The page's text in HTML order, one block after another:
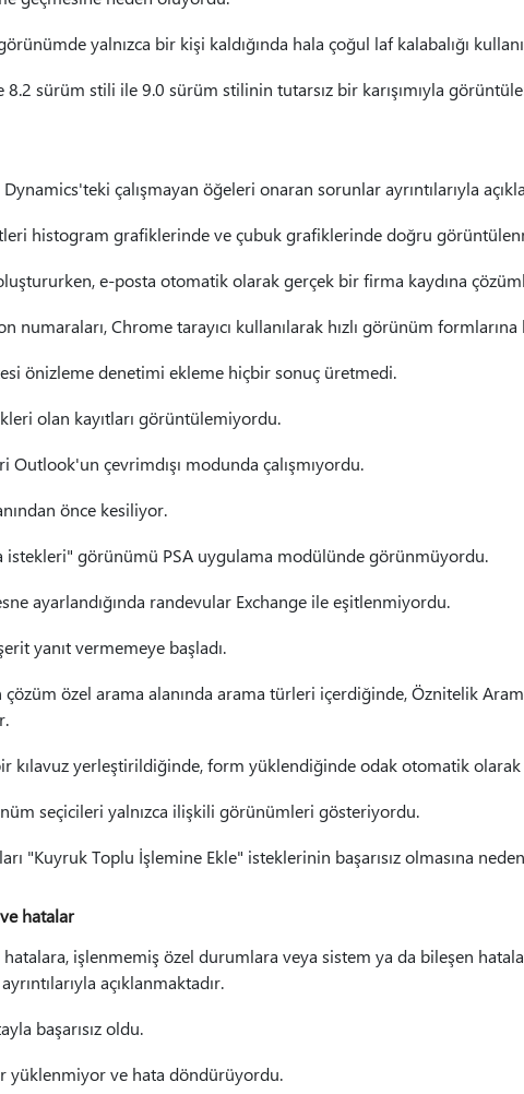
yalnızca bir kişi kaldığında hala çoğul laf kalabalığı
sürüm stili ile 9.0 sürüm stilinin tutarsız bir karışımıyla
çalışmayan öğeleri onaran sorunlar ayrıntılarıyla
histogram grafiklerinde ve çubuk grafiklerinde doğru
e-posta otomatik olarak gerçek bir firma kaydına
numaraları, Chrome tarayıcı kullanılarak hızlı görünüm
önizleme denetimi ekleme hiçbir sonuç üretmedi.
olan kayıtları görüntülemiyordu.
Outlook'un çevrimdışı modunda çalışmıyordu.
önce kesiliyor.
istekleri" görünümü PSA uygulama modülünde görünmüyordu.
ayarlandığında randevular Exchange ile eşitlenmiyordu.
yanıt vermemeye başladı.
çözüm özel arama alanında arama türleri içerdiğinde, Öznitelik
kılavuz yerleştirildiğinde, form yüklendiğinde odak otomatik
seçicileri yalnızca ilişkili görünümleri gösteriyordu.
"Kuyruk Toplu İşlemine Ekle" isteklerinin başarısız olmasına
hatalar
işlenmemiş özel durumlara veya sistem ya da bileşen
açıklanmaktadır.
başarısız oldu.
yüklenmiyor ve hata döndürüyordu.